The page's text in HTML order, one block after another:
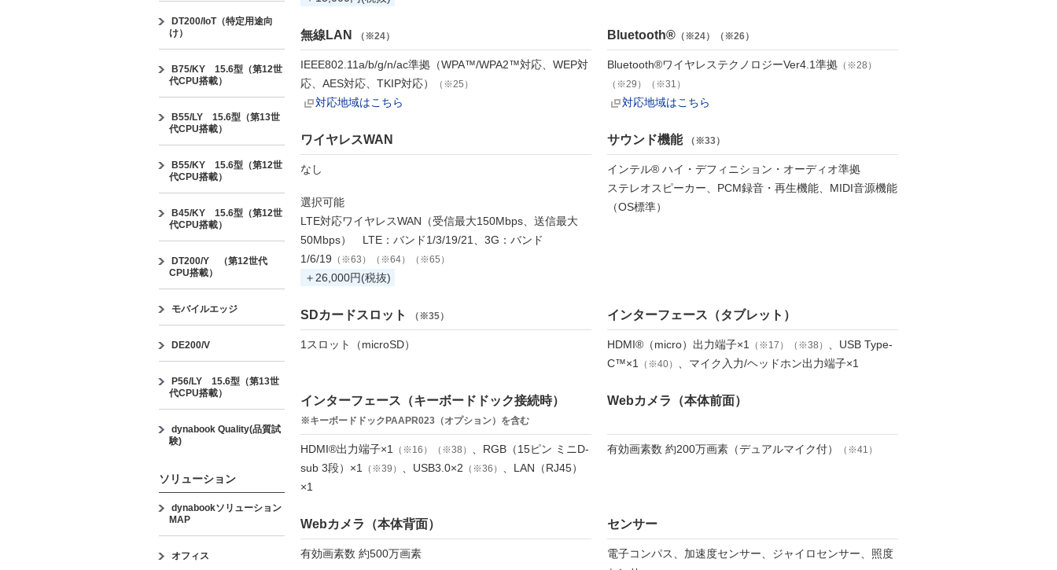
DT200/IoT（特定用途向
け）
B75/KY 15.6型（第12世
代CPU搭載）
B55/LY 15.6型（第13世
代CPU搭載）
B55/KY 15.6型（第12世
代CPU搭載）
B45/KY 15.6型（第12世
代CPU搭載）
DT200/Y （第12世代
CPU搭載）
モバイルエッジ
DE200/V
P56/LY 15.6型（第13世
代CPU搭載）
dynabook Quality(品質試
験)
ソリューション
dynabookソリューション
MAP
オフィス
無線LAN （※24）
IEEE802.11a/b/g/n/ac準拠（WPA™/WPA2™対応、WEP対
応、AES対応、TKIP対応）
（※25）
対応地域はこちら
Bluetooth® （※24）（※26）
Bluetooth®ワイヤレステクノロジーVer4.1準拠 （※28）
（※29）（※31）
対応地域はこちら
ワイヤレスWAN
なし
選択可能
LTE対応ワイヤレスWAN（受信最大150Mbps、送信最大
50Mbps） LTE：バンド1/3/19/21、3G：バンド
1/6/19 （※63）（※64）（※65）
＋26,000円(税抜)
サウンド機能 （※33）
インテル® ハイ・デフィニション・オーディオ準拠
ステレオスピーカー、PCM録音・再生機能、MIDI音源機能
（OS標準）
SDカードスロット （※35）
1スロット（microSD）
インターフェース（タブレット）
HDMI®（micro）出力端子×1 （※17）（※38） 、USB Type-
C™×1 （※40） 、マイク入力/ヘッドホン出力端子×1
インターフェース（キーボードドック接続時）
※キーボードドックPAAPR023（オプション）を含む
HDMI®出力端子×1 （※16）（※38） 、RGB（15ピン ミニD-
sub 3段）×1 （※39） 、USB3.0×2 （※36） 、LAN（RJ45）
×1
Webカメラ（本体前面）
有効画素数 約200万画素（デュアルマイク付） （※41）
Webカメラ（本体背面）
有効画素数 約500万画素
センサー
電子コンパス、加速度センサー、ジャイロセンサー、照度